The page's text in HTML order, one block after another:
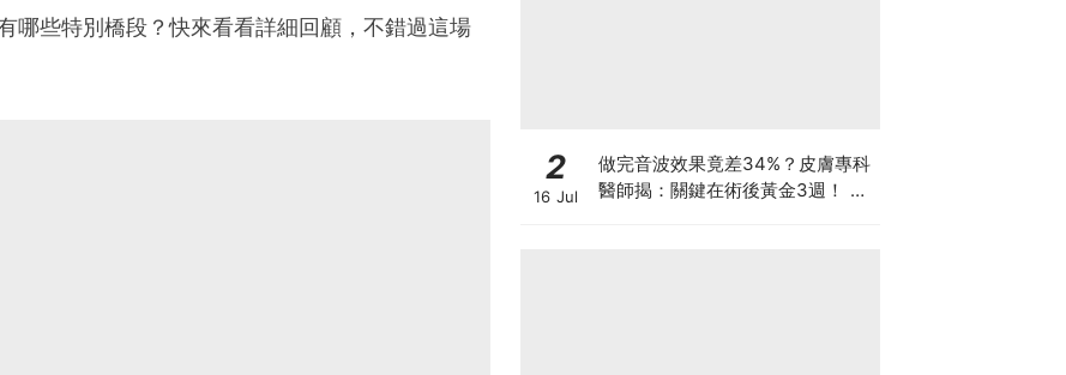
哪些特別橋段？快來看看詳細回顧，不錯過這場
2
16 Jul
做完音波效果竟差34%？皮膚專科
醫師揭：關鍵在術後黃金3週！ 醫